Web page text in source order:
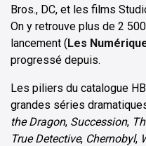
Bros., DC, et les films
On y retrouve plus de 2
lancement (Les
progressé depuis.
Les piliers du catalogue
grandes séries
the Dragon, Succession,
True Detective, Chernobyl,